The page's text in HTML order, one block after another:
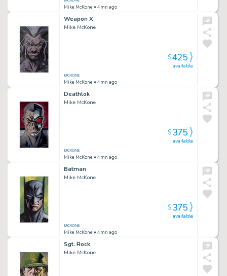
Mike McKone • 4mn ago
Weapon X
Mike McKone
Mike McKone • 4mn ago
available
$425
Deathlok
Mike McKone
Mike McKone • 4mn ago
available
$375
Batman
Mike McKone
Mike McKone • 4mn ago
available
$375
Sgt. Rock
Mike McKone